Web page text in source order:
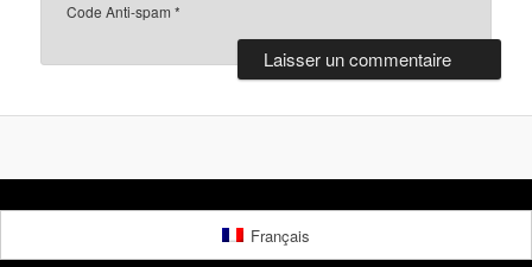
Code Anti-spam *
Français